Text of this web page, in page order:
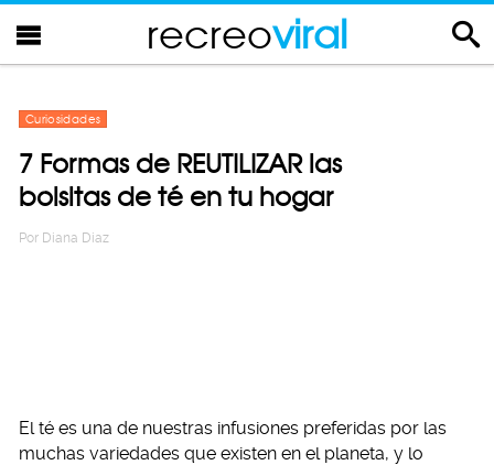
recreoviral
Curiosidades
7 Formas de REUTILIZAR las
bolsitas de té en tu hogar
Por Diana Diaz
El té es una de nuestras infusiones preferidas por las
muchas variedades que existen en el planeta, y lo